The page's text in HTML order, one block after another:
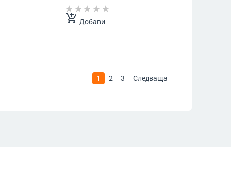
add_shopping_cart Добави
1 2 3 Следваща